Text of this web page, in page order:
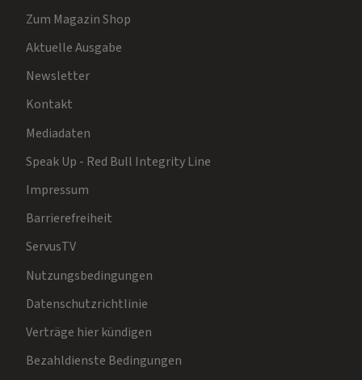
Zum Magazin Shop
Aktuelle Ausgabe
Newsletter
Kontakt
Mediadaten
Speak Up - Red Bull Integrity Line
Impressum
Barrierefreiheit
ServusTV
Nutzungsbedingungen
Datenschutzrichtlinie
Verträge hier kündigen
Bezahldienste Bedingungen